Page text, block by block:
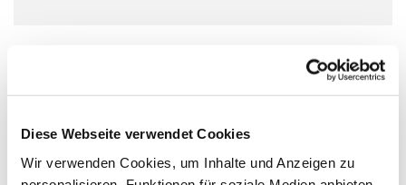
Diese Webseite verwendet Cookies
Wir verwenden Cookies, um Inhalte und Anzeigen zu
Der Posaunenchor der Ev. Kirchengemeinde
Steinhagen feiert im Jahr 2025 sein 150. Bestehen.
Gemeinde. Zur Zeit sind wir 20 Bläserinnen und
Bläser in einer lebendigen Zusammensetzung vom